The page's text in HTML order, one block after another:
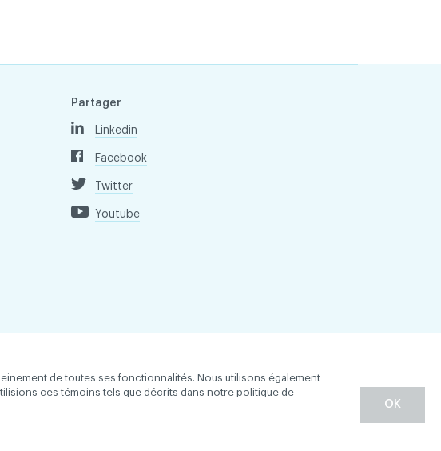
Partager
Linkedin
Facebook
Twitter
Youtube
de toutes ses fonctionnalités. Nous utilisons également
ces témoins tels que décrits dans notre politique de
OK